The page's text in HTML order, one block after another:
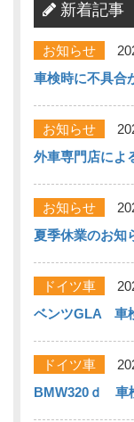
新着記事
お知らせ
車検時に不具合
お知らせ
外車専門店によ
お知らせ
夏季休業のお知
ドイツ車
ベンツGLA 車
ドイツ車
BMW320ｄ 車